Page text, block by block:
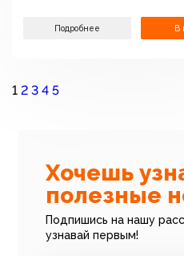
Подробнее В
1 2 3 4 5
Хочешь
полезные
Подпишись на нашу
узнавай первым!